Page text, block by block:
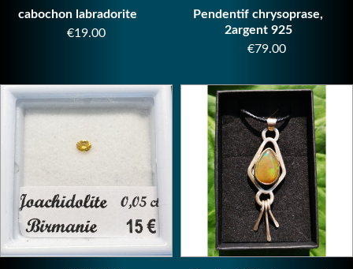
cabochon labradorite
Price
€19.00
Pendentif chrysoprase,
2argent 925
Price
€79.00